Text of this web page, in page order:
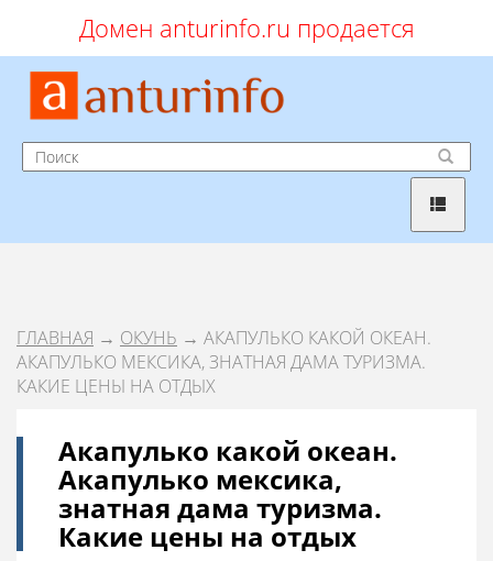
Домен anturinfo.ru продается
ГЛАВНАЯ → ОКУНЬ → АКАПУЛЬКО КАКОЙ ОКЕАН.
АКАПУЛЬКО МЕКСИКА, ЗНАТНАЯ ДАМА ТУРИЗМА.
КАКИЕ ЦЕНЫ НА ОТДЫХ
Акапулько какой океан.
Акапулько мексика,
знатная дама туризма.
Какие цены на отдых